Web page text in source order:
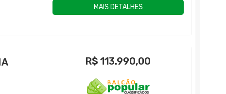
MAIS DETALHES
R$113.990,00